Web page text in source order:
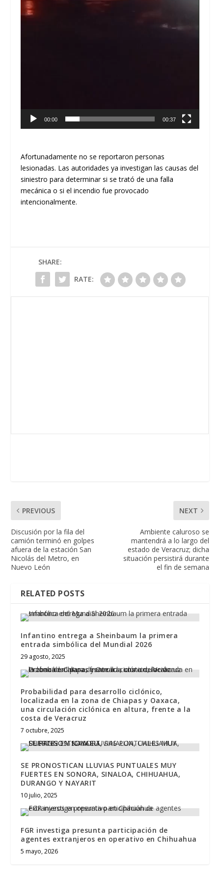
00:00 00:37
Afortunadamente no se reportaron personas
lesionadas. Las autoridades ya investigan las causas del
siniestro para determinar si se trató de una falla
mecánica o si el incendio fue provocado
intencionalmente.
SHARE:
RATE:
PREVIOUS
Discusión por la fila del
camión terminó en golpes
afuera de la estación San
Nicolás del Metro, en
Nuevo León
NEXT
Ambiente caluroso se
mantendrá a lo largo del
estado de Veracruz; dicha
situación persistirá durante
el fin de semana
RELATED POSTS
Infantino entrega a Sheinbaum la primera
entrada simbólica del Mundial 2026
29 agosto, 2025
Probabilidad para desarrollo ciclónico,
localizada en la zona de Chiapas y Oaxaca,
una circulación ciclónica en altura, frente a la
costa de Veracruz
7 octubre, 2025
SE PRONOSTICAN LLUVIAS PUNTUALES MUY
FUERTES EN SONORA, SINALOA, CHIHUAHUA,
DURANGO Y NAYARIT
10 julio, 2025
FGR investiga presunta participación de
agentes extranjeros en operativo en Chihuahua
5 mayo, 2026